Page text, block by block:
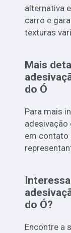
alternativa
carro e
texturas
Mais
do Ó
Para mais
adesivação
em contato
do Ó?
Encontre a